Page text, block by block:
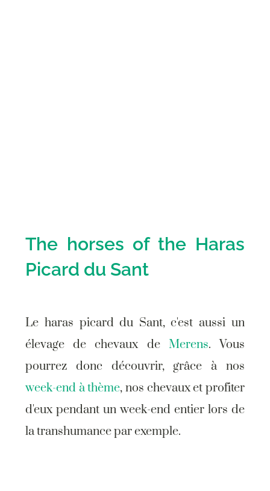
The horses of the Haras
Picard du Sant
Le haras picard du Sant, c'est aussi un
élevage de chevaux de Merens. Vous
pourrez donc découvrir, grâce à nos
week-end à thème, nos chevaux et profiter
d'eux pendant un week-end entier lors de
la transhumance par exemple.